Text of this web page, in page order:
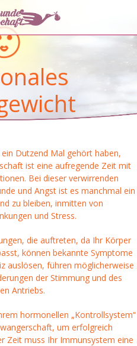
Dutzend Mal gehört haben,
ist eine aufregende Zeit mit
Bei dieser verwirrenden
und Angst ist es manchmal ein
zu bleiben, inmitten von
und Stress.
die auftreten, da Ihr Körper
können bekannte Symptome
auslösen, führen möglicherweise
der Stimmung und des
Antriebs.
hormonellen „Kontrollsystem“
um erfolgreich
Zeit muss Ihr Immunsystem eine